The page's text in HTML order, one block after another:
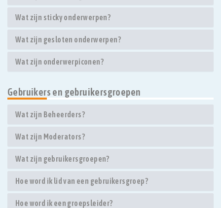
Wat zijn sticky onderwerpen?
Wat zijn gesloten onderwerpen?
Wat zijn onderwerpiconen?
Gebruikers en gebruikersgroepen
Wat zijn Beheerders?
Wat zijn Moderators?
Wat zijn gebruikersgroepen?
Hoe word ik lid van een gebruikersgroep?
Hoe word ik een groepsleider?